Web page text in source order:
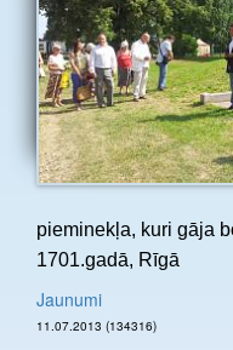
pieminekļa, kuri gāja
1701.gadā, Rīgā
Jaunumi
11.07.2013 (134316)